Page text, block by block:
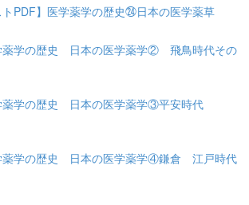
トPDF】医学薬学の歴史㉔日本の医学薬草
薬学の歴史 日本の医学薬学② 飛鳥時代その
薬学の歴史 日本の医学薬学③平安時代
薬学の歴史 日本の医学薬学④鎌倉 江戸時代